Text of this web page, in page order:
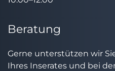
Beratung
Gerne unterstützen wir
Ihres Inserates und bei